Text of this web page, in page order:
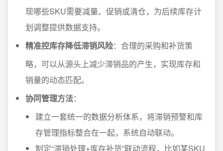
现哪些SKU需要减量、促销或清仓，为后续库存计
划调整提供数据支持。
精准控库存降低滞销风险：合理的采购和补货策
略，可以从源头上减少滞销品的产生，实现库存和
销量的动态匹配。
协同管理方法：
建立一套统一的数据分析体系，将滞销预警和库
存管理指标整合在一起，系统自动联动。
制定“滞销处理+库存补货”联动流程，比如某SKU